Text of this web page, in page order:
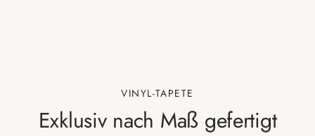
VINYL-TAPETE
Exklusiv nach Maß gefertigt